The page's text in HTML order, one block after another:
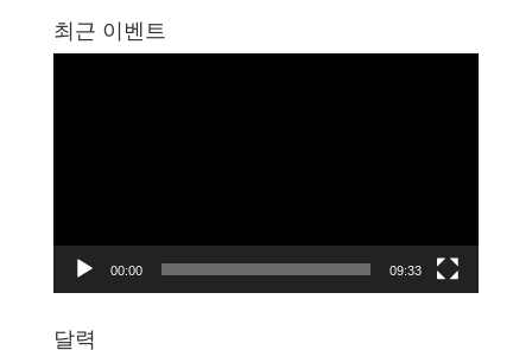
최근 이벤트
00:00 09:33
달력